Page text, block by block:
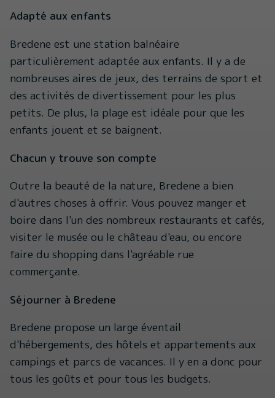
Adapté aux enfants
Bredene est une station balnéaire
particulièrement adaptée aux enfants. Il y a de
nombreuses aires de jeux, des terrains de sport et
des activités de divertissement pour les plus
petits. De plus, la plage est idéale pour que les
enfants jouent et se baignent.
Chacun y trouve son compte
Outre la beauté de la nature, Bredene a bien
d'autres choses à offrir. Vous pouvez manger et
boire dans l'un des nombreux restaurants et cafés,
visiter le musée ou le château d'eau, ou encore
faire du shopping dans l'agréable rue
commerçante.
Séjourner à Bredene
Bredene propose un large éventail
d'hébergements, des hôtels et appartements aux
campings et parcs de vacances. Il y en a donc pour
tous les goûts et pour tous les budgets.